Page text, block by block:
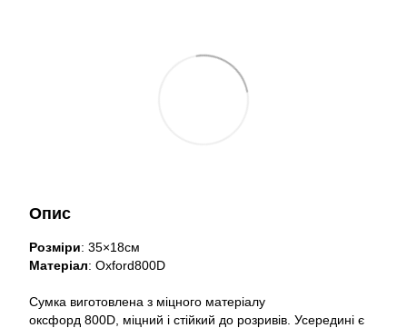
Опис
Розміри: 35×18см
Матеріал: Oxford800D
Сумка виготовлена з міцного матеріалу
оксфорд 800D, міцний і стійкий до розривів. Усередині є